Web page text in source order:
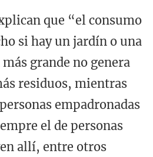
que “el consumo
si hay un jardín o una
grande no genera
residuos, mientras
empadronadas
el de personas
allí, entre otros